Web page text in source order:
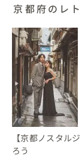
京都府のレ
【京都ノスタル
ろう